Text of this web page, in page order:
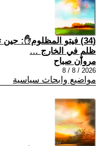
(34) فيتو المظلوم✋:
ظلمٍ في الخارج …
مروان صباح
2026 / 8 / 8
مواضيع وابحاث سياسية